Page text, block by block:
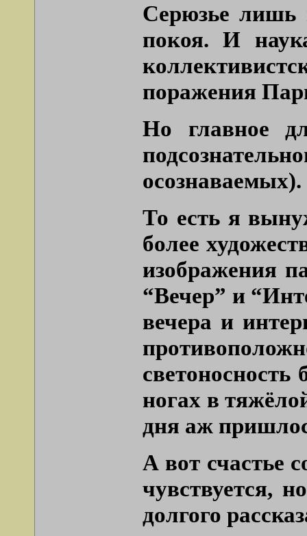
Серюзье лишь
покоя. И
поражения
Но главное
осознаваемых).
То есть я
более
изображения
“Вечер” и
вечера и
ногах в
дня аж
А вот счастье
чувствуется,
долгого